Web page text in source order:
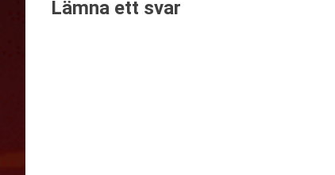
Lämna ett svar